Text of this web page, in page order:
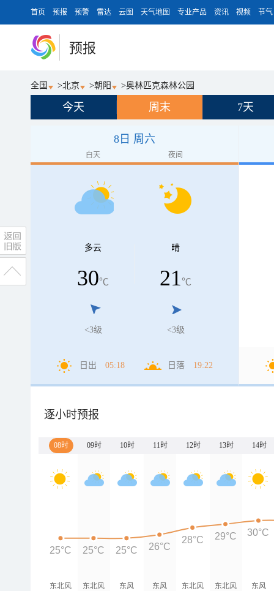
首页 预报 预警 雷达 云图 天气地图 专业产品 资讯 视频 节气
预报
全国 >北京 >朝阳 >奥林匹克森林公园
今天 周末 7天
8日 周六
白天 夜间
多云
30℃
<3级
晴
21℃
<3级
日出 05:18 日落 19:22
逐小时预报
08时 09时 10时 11时 12时 13时 14时
东北风 东北风 东风 东风 东北风 东北风 东风
25°C 25°C 25°C 26°C
28°C 29°C 30°C